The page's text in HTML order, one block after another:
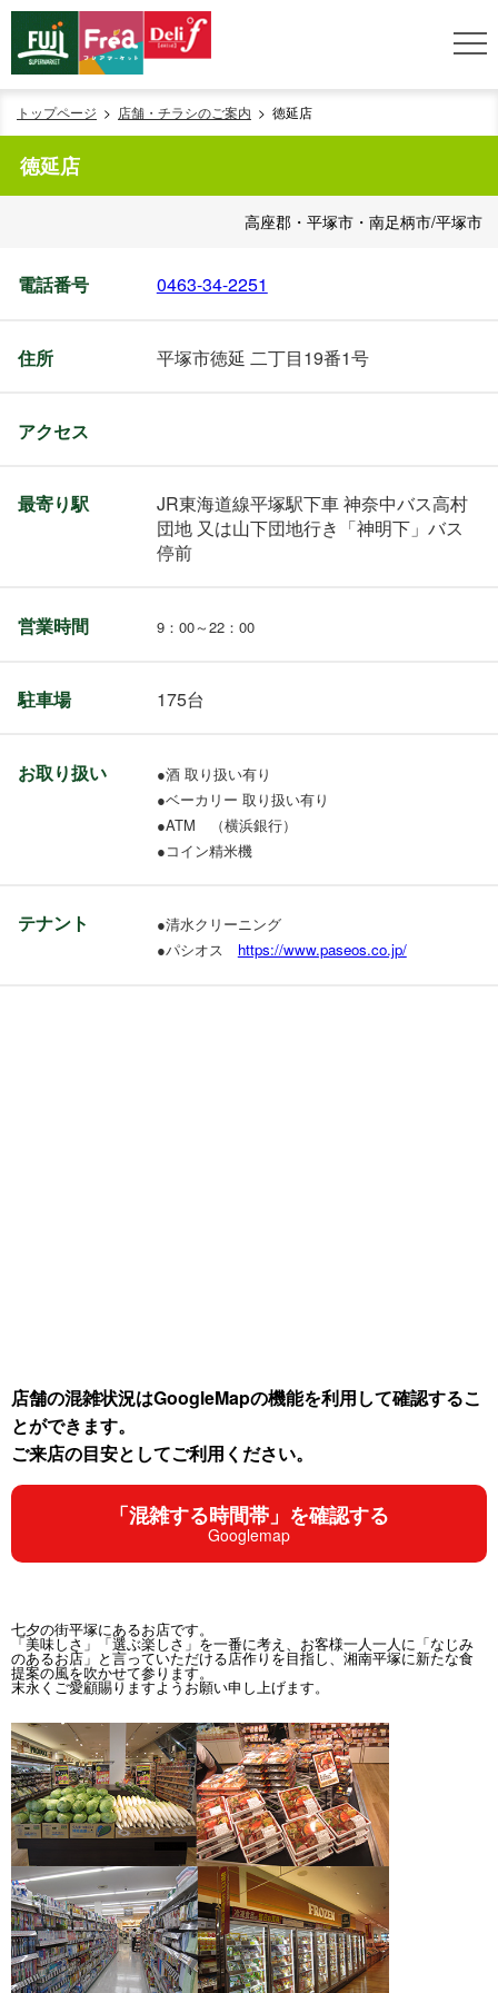
トップページ 店舗・チラシのご案内 徳延店
徳延店
高座郡・平塚市・南足柄市/平塚市
電話番号 0463-34-2251
住所 平塚市徳延 二丁目19番1号
アクセス
最寄り駅
JR東海道線平塚駅下車 神奈中バス高村
団地 又は山下団地行き「神明下」バス
停前
営業時間 9：00～22：00
駐車場 175台
お取り扱い ●酒 取り扱い有り
●ベーカリー 取り扱い有り
●ATM （横浜銀行）
●コイン精米機
テナント
●清水クリーニング
●パシオス https://www.paseos.co.jp/
店舗の混雑状況はGoogleMapの機能を利用して確認するこ
とができます。
ご来店の目安としてご利用ください。
「混雑する時間帯」を確認する
Googlemap
七夕の街平塚にあるお店です。
「美味しさ」「選ぶ楽しさ」を一番に考え、お客様一人一人に「なじみ
のあるお店」と言っていただける店作りを目指し、湘南平塚に新たな食
提案の風を吹かせて参ります。
末永くご愛顧賜りますようお願い申し上げます。